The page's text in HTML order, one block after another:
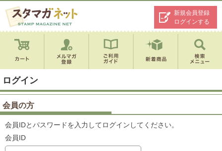
新規会員登録
ログインする
ログイン
会員の方
会員IDとパスワードを入力してログインしてください。
会員ID